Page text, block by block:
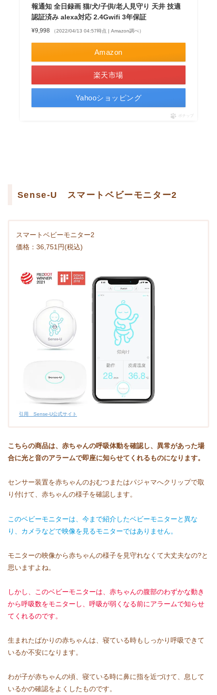
報通知 全日録画 猫/犬/子供/老人見守り 天井 技適
認証済み alexa対応 2.4Gwifi 3年保証
¥9,998 （2022/04/13 04:57時点 | Amazon調べ）
Amazon
楽天市場
Yahooショッピング
ポチップ
Sense-U スマートベビーモニター2
スマートベビーモニター2
価格：36,751円(税込)
引用 Sense-U公式サイト
こちらの商品は、赤ちゃんの呼吸体動を確認し、異常があった場
合に光と音のアラームで即座に知らせてくれるものになります。
センサー装置を赤ちゃんのおむつまたはパジャマへクリップで取
り付けて、赤ちゃんの様子を確認します。
このベビーモニターは、今まで紹介したベビーモニターと異な
り、カメラなどで映像を見るモニターではありません。
モニターの映像から赤ちゃんの様子を見守れなくて大丈夫なの?と
思いますよね。
しかし、このベビーモニターは、 赤ちゃんの腹部のわずかな動き
から呼吸数をモニターし、呼吸が弱くなる前にアラームで知らせ
てくれるのです。
生まれたばかりの赤ちゃんは、寝ている時もしっかり呼吸できて
いるか不安になります。
わが子が赤ちゃんの頃、寝ている時に鼻に指を近づけて、息して
いるかの確認をよくしたものです。